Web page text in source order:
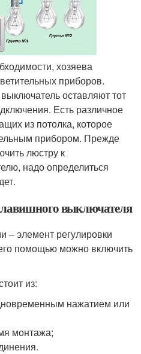
хозяева
приборов.
оставляют тот
Есть различное
из потолка, которое
прибором. Прежде
люстру к
надо определиться
выключателя
– элемент регулировки
помощью можно включить
из:
нажатием или
монтажа;